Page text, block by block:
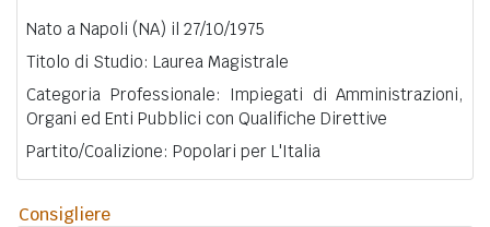
Nato a Napoli (NA) il 27/10/1975
Titolo di Studio: Laurea Magistrale
Categoria Professionale: Impiegati di Amministrazioni,
Organi ed Enti Pubblici con Qualifiche Direttive
Partito/Coalizione: Popolari per L'Italia
Consigliere